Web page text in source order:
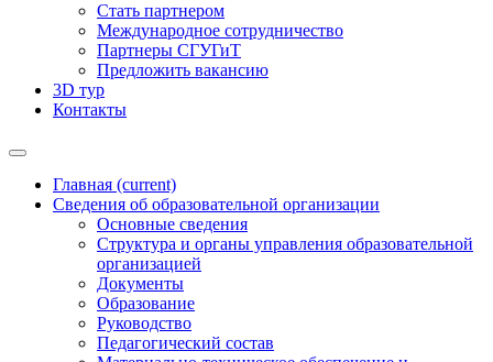
Стать партнером
Международное сотрудничество
Партнеры СГУГиТ
Предложить вакансию
3D тур
Контакты
Главная (current)
Сведения об образовательной организации
Основные сведения
Структура и органы управления образовательной
организацией
Документы
Образование
Руководство
Педагогический состав